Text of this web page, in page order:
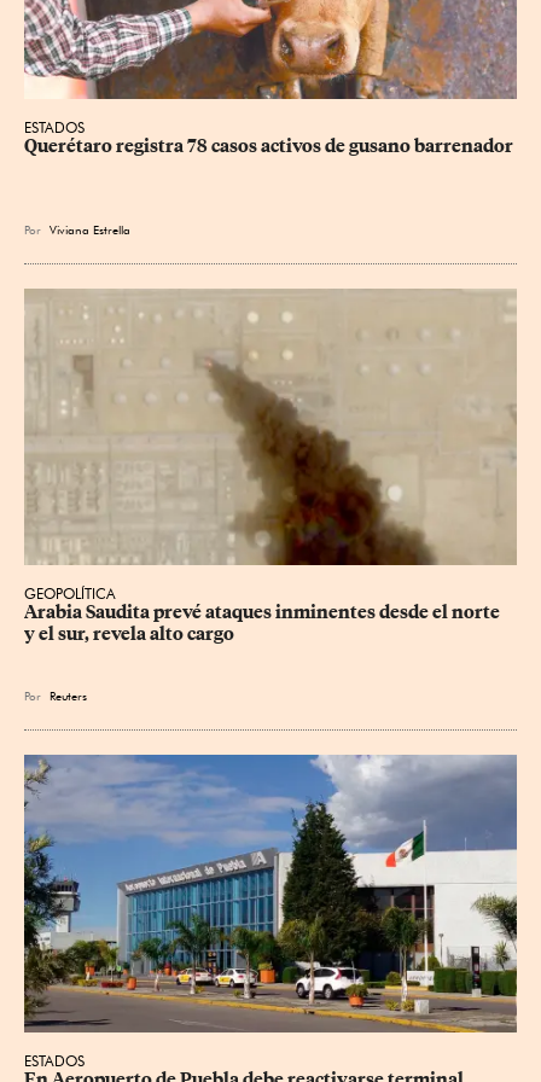
ESTADOS
Querétaro registra 78 casos activos de gusano barrenador
Por Viviana Estrella
GEOPOLÍTICA
Arabia Saudita prevé ataques inminentes desde el norte
y el sur, revela alto cargo
Por Reuters
ESTADOS